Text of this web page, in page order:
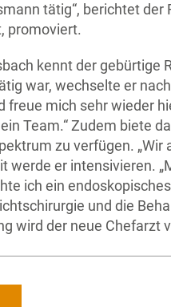
tätig“, berichtet
promoviert.
kennt der
war, wechselte er
freue mich sehr wieder
Team.“ Zudem biete
zu verfügen.
er intensivieren.
ich ein
und die
wird der neue Chefarzt